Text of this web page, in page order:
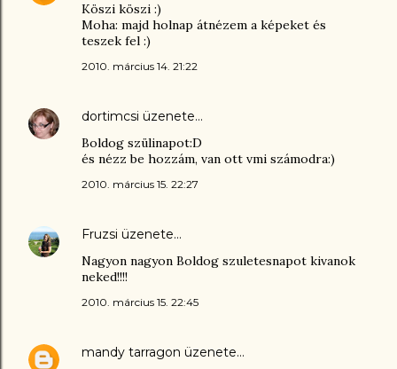
Köszi köszi :)
Moha: majd holnap átnézem a képeket és
teszek fel :)
2010. március 14. 21:22
dortimcsi üzenete…
Boldog szülinapot:D
és nézz be hozzám, van ott vmi számodra:)
2010. március 15. 22:27
Fruzsi üzenete…
Nagyon nagyon Boldog szuletesnapot kivanok
neked!!!!
2010. március 15. 22:45
mandy tarragon üzenete…